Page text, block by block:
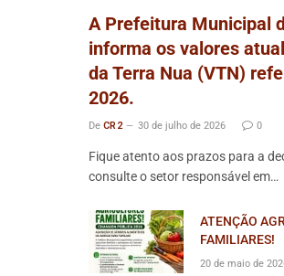
A Prefeitura Municipal
informa os valores
da Terra Nua (VTN)
2026.
De CR2 30 de julho de 2026 0
Fique atento aos prazos para a
consulte o setor responsável em…
ATENÇÃO
FAMILIARES!
20 de maio de